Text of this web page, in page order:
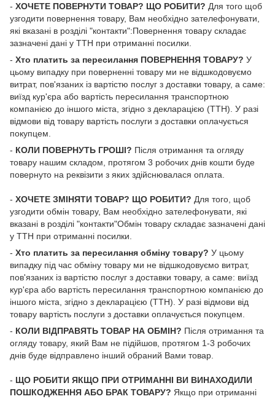
- ХОЧЕТЕ ПОВЕРНУТИ ТОВАР? ЩО РОБИТИ? Для того щоб
узгодити повернення товару, Вам необхідно зателефонувати,
які вказані в розділі "контакти":Повернення товару складає
зазначені дані у ТТН при отриманні посилки.
- Хто платить за пересилання ПОВЕРНЕННЯ ТОВАРУ? У
цьому випадку при поверненні товару ми не відшкодовуємо
витрат, пов'язаних із вартістю послуг з доставки товару, а саме:
виїзд кур'єра або вартість пересилання транспортною
компанією до іншого міста, згідно з декларацією (ТТН). У разі
відмови від товару вартість послуги з доставки оплачується
покупцем.
- КОЛИ ПОВЕРНУТЬ ГРОШІ? Після отримання та огляду
товару нашим складом, протягом 3 робочих днів кошти буде
повернуто на реквізити з яких здійснювалася оплата.
- ХОЧЕТЕ ЗМІНЯТИ ТОВАР? ЩО РОБИТИ? Для того, щоб
узгодити обмін товару, Вам необхідно зателефонувати, які
вказані в розділі "контакти"Обмін товару складає зазначені дані
у ТТН при отриманні посилки.
- Хто платить за пересилання обміну товару? У цьому
випадку під час обміну товару ми не відшкодовуємо витрат,
пов'язаних із вартістю послуг з доставки товару, а саме: виїзд
кур'єра або вартість пересилання транспортною компанією до
іншого міста, згідно з декларацією (ТТН). У разі відмови від
товару вартість послуги з доставки оплачується покупцем.
- КОЛИ ВІДПРАВЯТЬ ТОВАР НА ОБМІН? Після отримання та
огляду товару, який Вам не підійшов, протягом 1-3 робочих
днів буде відправлено інший обраний Вами товар.
- ЩО РОБИТИ ЯКЩО ПРИ ОТРИМАННІ ВИ ВИНАХОДИЛИ
ПОШКОДЖЕННЯ АБО БРАК ТОВАРУ? Якщо при отриманні